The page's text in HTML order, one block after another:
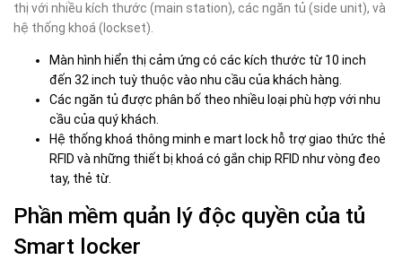
thị với nhiều kích thước (main station), các ngăn tủ (side unit), và
hệ thống khoá (lockset).
Màn hình hiển thị cảm ứng có các kích thước từ 10 inch
đến 32 inch tuỳ thuộc vào nhu cầu của khách hàng.
Các ngăn tủ được phân bố theo nhiều loại phù hợp với nhu
cầu của quý khách.
Hệ thống khoá thông minh e mart lock hỗ trợ giao thức thẻ
RFID và những thiết bị khoá có gắn chip RFID như vòng đeo
tay, thẻ từ.
Phần mềm quản lý độc quyền của tủ
Smart locker